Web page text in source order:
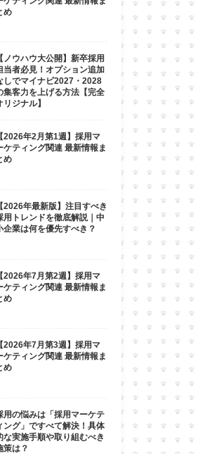
め
【ノウハウ大公開】新卒採用
当者必見！オプション追加
しでマイナビ2027・2028
集客力を上げる方法【完全
リジナル】
【2026年2月第1週】採用マ
ケティング関連 最新情報ま
め
【2026年最新版】注目すべき
用トレンドを徹底解説｜中
企業は何を優先すべき？
【2026年7月第2週】採用マ
ケティング関連 最新情報ま
め
【2026年7月第3週】採用マ
ケティング関連 最新情報ま
め
用の悩みは「採用マーケテ
ング」ですべて解決！具体
な実施手順や取り組むべき
策は？